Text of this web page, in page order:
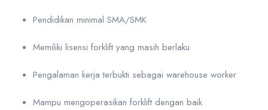
Pendidikan minimal SMA/SMK
Memiliki lisensi forklift yang masih berlaku
Pengalaman kerja terbukti sebagai warehouse worker
Mampu mengoperasikan forklift dengan baik